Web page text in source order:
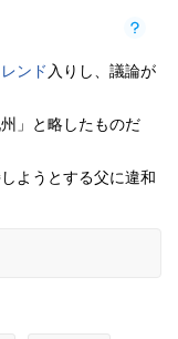
レンド 入りし、議論が
」と略したものだ
ようとする父に違和